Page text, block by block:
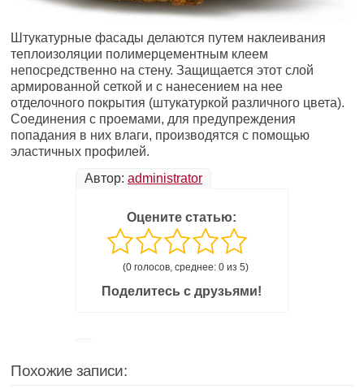
Штукатурные фасады делаются путем наклеивания
теплоизоляции полимерцементным клеем
непосредственно на стену. Защищается этот слой
армированной сеткой и с нанесением на нее
отделочного покрытия (штукатуркой различного цвета).
Соединения с проемами, для предупреждения
попадания в них влаги, производятся с помощью
эластичных профилей.
Автор: administrator
Оцените статью:
(0 голосов, среднее: 0 из 5)
Поделитесь с друзьями!
Похожие записи: